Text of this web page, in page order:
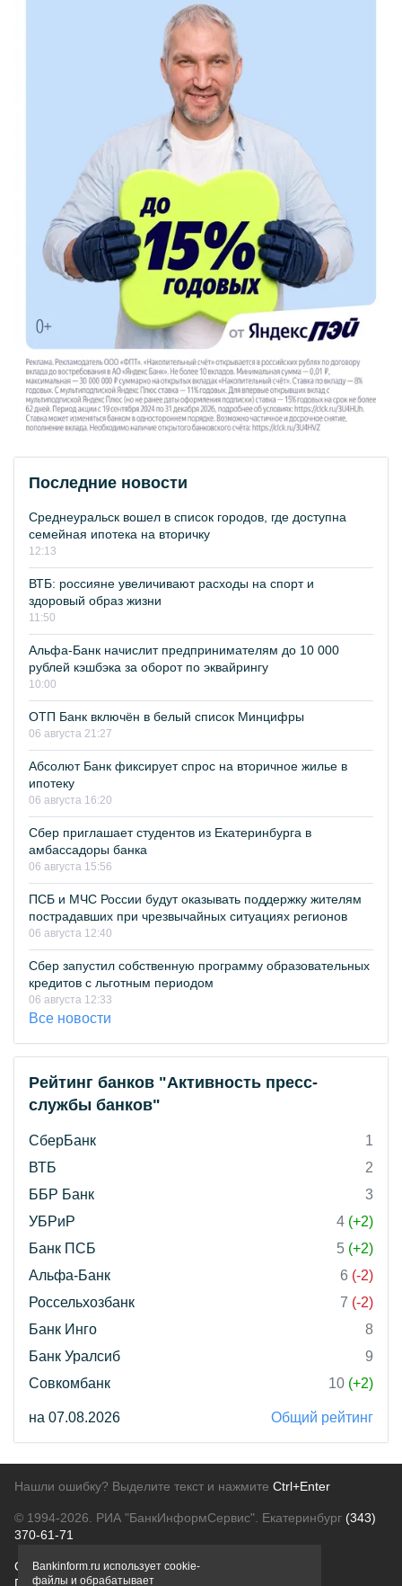
Последние новости
Среднеуральск вошел в список городов, где доступна
семейная ипотека на вторичку
12:13
ВТБ: россияне увеличивают расходы на спорт и
здоровый образ жизни
11:50
Альфа-Банк начислит предпринимателям до 10 000
рублей кэшбэка за оборот по эквайрингу
10:00
ОТП Банк включён в белый список Минцифры
06 августа 21:27
Абсолют Банк фиксирует спрос на вторичное жилье в
ипотеку
06 августа 16:20
Сбер приглашает студентов из Екатеринбурга в
амбассадоры банка
06 августа 15:56
ПСБ и МЧС России будут оказывать поддержку жителям
пострадавших при чрезвычайных ситуациях регионов
06 августа 12:40
Сбер запустил собственную программу образовательных
кредитов с льготным периодом
06 августа 12:33
Все новости
Рейтинг банков "Активность пресс-
службы банков"
СберБанк
1
ВТБ
2
ББР Банк
3
УБРиР
4 (+2)
Банк ПСБ
5 (+2)
Альфа-Банк
6 (-2)
Россельхозбанк
7 (-2)
Банк Инго
8
Банк Уралсиб
9
Совкомбанк
10 (+2)
на 07.08.2026 Общий рейтинг
Нашли ошибку? Выделите текст и нажмите Ctrl+Enter
© 1994-2026. РИА "БанкИнформСервис". Екатеринбург (343)
370-61-71
О проектеПолитика конфиденциальности
Bankinform.ru использует cookie-
файлы и обрабатывает